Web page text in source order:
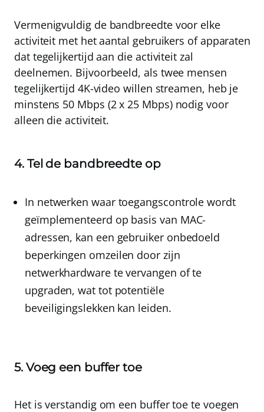
Vermenigvuldig de bandbreedte voor elke
activiteit met het aantal gebruikers of apparaten
dat tegelijkertijd aan die activiteit zal
deelnemen. Bijvoorbeeld, als twee mensen
tegelijkertijd 4K-video willen streamen, heb je
minstens 50 Mbps (2 x 25 Mbps) nodig voor
alleen die activiteit.
4. Tel de bandbreedte op
In netwerken waar toegangscontrole wordt
geïmplementeerd op basis van MAC-
adressen, kan een gebruiker onbedoeld
beperkingen omzeilen door zijn
netwerkhardware te vervangen of te
upgraden, wat tot potentiële
beveiligingslekken kan leiden.
5. Voeg een buffer toe
Het is verstandig om een buffer toe te voegen